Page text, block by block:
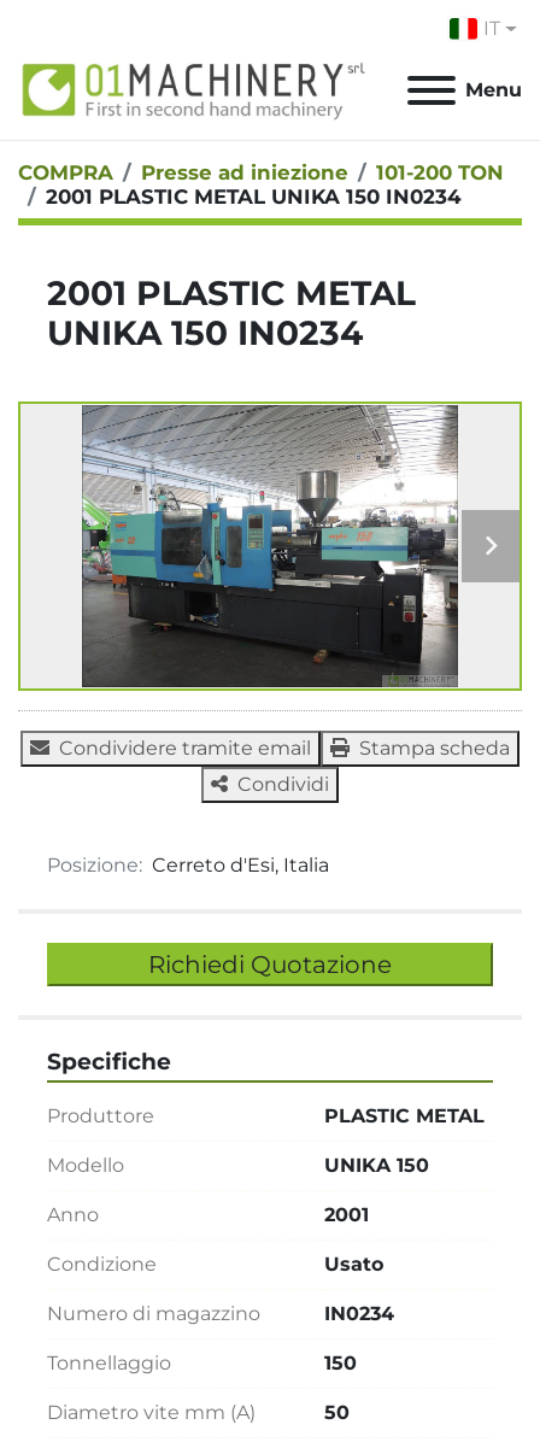
IT
Menu
COMPRA Presse ad iniezione
101-200 TON
2001 PLASTIC METAL UNIKA 150 IN0234
2001 PLASTIC METAL
UNIKA 150 IN0234
Condividere tramite email
Stampa scheda
Condividi
Posizione: Cerreto d'Esi, Italia
Richiedi Quotazione
Specifiche
Produttore PLASTIC METAL
Modello UNIKA 150
Anno 2001
Condizione Usato
Numero di magazzino IN0234
Tonnellaggio 150
Diametro vite mm (A) 50